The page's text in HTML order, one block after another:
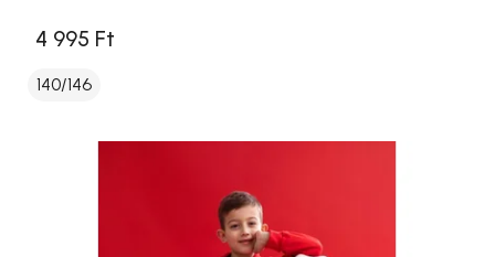
4 995 Ft
140/146